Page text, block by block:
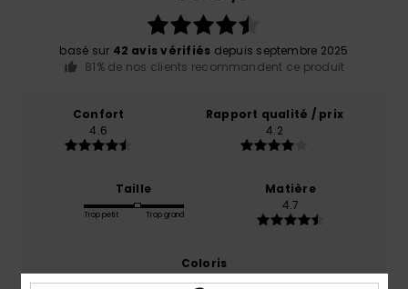
basé sur 42 avis vérifiés depuis septembre 2025
81% de nos clients recommandent ce produit
Confort
4.6
Rapport qualité / prix
4.2
Taille
Trop petit Trop grand
Matière
4.7
Coloris
4.6